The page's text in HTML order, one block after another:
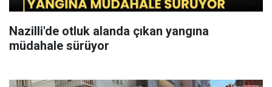
Nazilli'de otluk alanda çıkan yangına
müdahale sürüyor